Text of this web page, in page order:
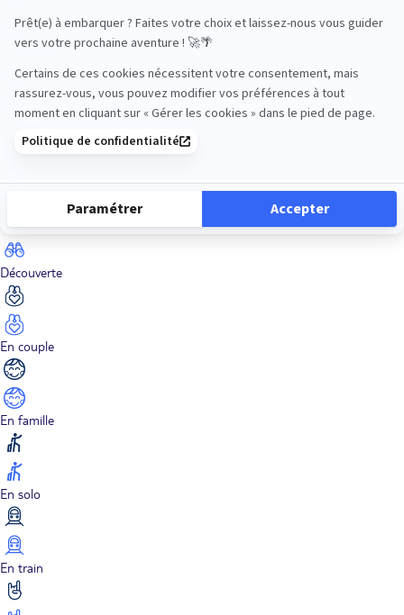
Croisières
Découverte
En couple
En famille
En solo
En train